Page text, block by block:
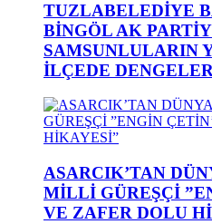
TUZLABELEDİYE
BİNGÖL AK
SAMSUNLULARIN
İLÇEDE
ASARCIK’TAN
MİLLİ GÜREŞÇİ
VE ZAFER DOLU